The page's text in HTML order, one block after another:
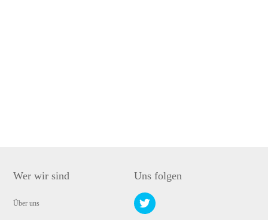
Wer wir sind
Über uns
Uns folgen